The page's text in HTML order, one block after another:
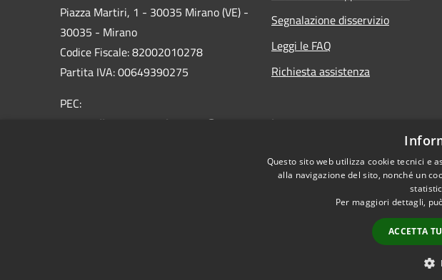
Piazza Martiri, 1 - 30035 Mirano (VE) -
30035 - Mirano
Codice Fiscale: 82002010278
Partita IVA: 00649390275
PEC:
protocollo.comune.mirano.ve@pecveneto.it
Segnalazione disservizio
Leggi le FAQ
Richiesta assistenza
Questo sito web utilizza cookie tecnici e
alla navigazione del sito, nonché un
Per maggiori dettagli,
ACCETTA